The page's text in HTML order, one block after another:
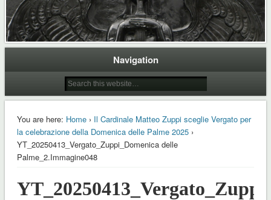
Navigation
You are here: Home› Il Cardinale Matteo Zuppi sceglie Vergato per
la celebrazione della Domenica delle Palme 2025›
YT_20250413_Vergato_Zuppi_Domenica delle
Palme_2.Immagine048